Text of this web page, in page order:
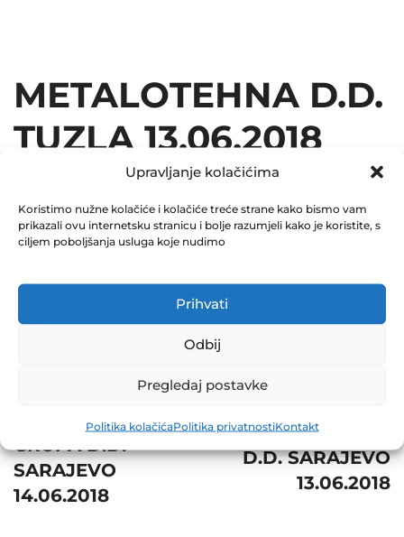
Upravljanje kolačićima
Koristimo nužne kolačiće i kolačiće treće strane kako bismo vam
prikazali ovu internetsku stranicu i bolje razumjeli kako je koristite, s
ciljem poboljšanja usluga koje nudimo
Prihvati
Odbij
Pregledaj postavke
Politika kolačićaPolitika privatnostiKontakt
METALOTEHNA D.D.
TUZLA 13.06.2018
December 31, 2018
Share
navigation
INVESTICIONA
GRUPA D.D.
SARAJEVO
14.06.2018
VODOPRIVREDU
D.D. SARAJEVO
13.06.2018